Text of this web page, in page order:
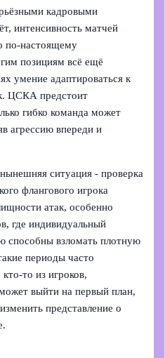
кадровыми
интенсивность матчей
по‑настоящему
позициям всё ещё
умение адаптироваться к
ЦСКА предстоит
гибко команда может
агрессию впереди и
ситуация - проверка
флангового игрока
атак, особенно
где индивидуальный
способны взломать плотную
периоды часто
из игроков,
выйти на первый план,
представление о